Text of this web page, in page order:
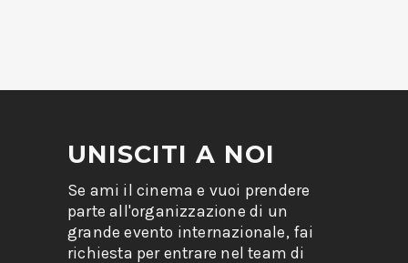
UNISCITI A NOI
Se ami il cinema e vuoi prendere
parte all'organizzazione di un
grande evento internazionale, fai
richiesta per entrare nel team di